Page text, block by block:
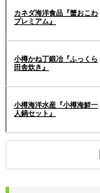
カネダ海洋食品『蟹おこわ
プレミアム』
小樽かね丁鍛冶『ふっくら
田舎炊き』
小樽海洋水産『小樽海鮮一
人鍋セット』